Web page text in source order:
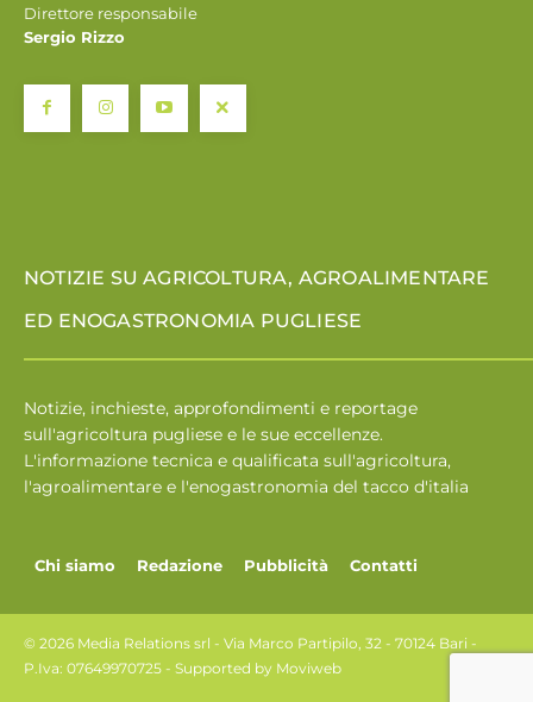
Direttore responsabile
Sergio Rizzo
NOTIZIE SU AGRICOLTURA, AGROALIMENTARE
ED ENOGASTRONOMIA PUGLIESE
Notizie, inchieste, approfondimenti e reportage
sull'agricoltura pugliese e le sue eccellenze.
L'informazione tecnica e qualificata sull'agricoltura,
l'agroalimentare e l'enogastronomia del tacco d'italia
Chi siamo Redazione Pubblicità Contatti
© 2026 Media Relations srl - Via Marco Partipilo, 32 - 70124 Bari -
P.Iva: 07649970725 - Supported by Moviweb